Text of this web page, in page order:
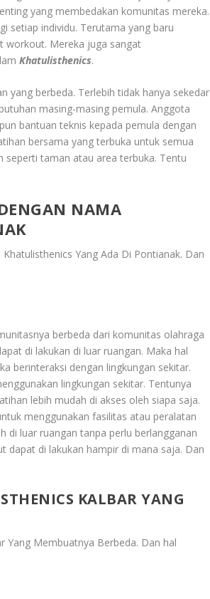
yang membedakan komunitas mereka.
setiap individu. Terutama yang baru
workout. Mereka juga sangat
Khatulisthenics.
yang berbeda. Terlebih tidak hanya sekedar
masing-masing pemula. Anggota
bantuan teknis kepada pemula dengan
bersama yang terbuka untuk semua
seperti taman atau area terbuka. Tentu
NAMA
Yang Ada Di Pontianak. Dan
berbeda dari komunitas olahraga
di lakukan di luar ruangan. Maka hal
berinteraksi dengan lingkungan sekitar.
lingkungan sekitar. Tentunya
lebih mudah di akses oleh siapa saja.
menggunakan fasilitas atau peralatan
di luar ruangan tanpa perlu berlangganan
dapat di lakukan hampir di mana saja. Dan
KALBAR YANG
Yang Membuatnya Berbeda. Dan hal